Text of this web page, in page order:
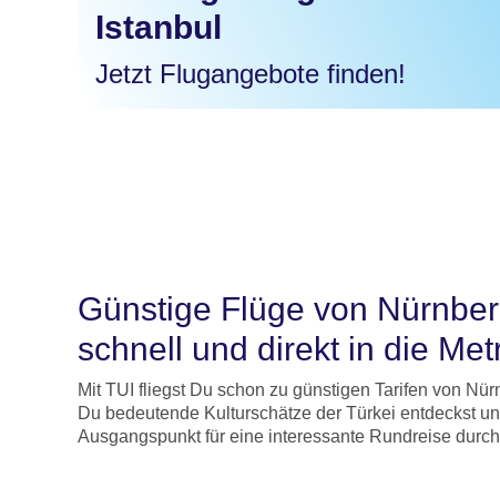
Istanbul
Jetzt Flugangebote finden!
Günstige Flüge von
schnell und direkt in die
Mit TUI fliegst Du schon zu günstigen Tarifen von
Du bedeutende Kulturschätze der Türkei entdeckst
Ausgangspunkt für eine interessante Rundreise